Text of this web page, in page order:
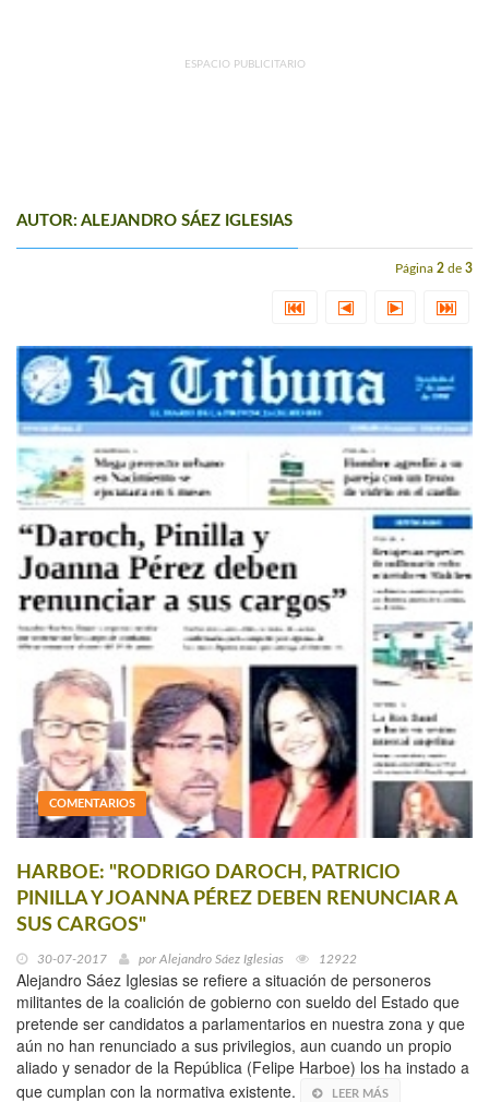
ESPACIO PUBLICITARIO
AUTOR: ALEJANDRO SÁEZ IGLESIAS
Página 2 de 3
COMENTARIOS
HARBOE: "RODRIGO DAROCH, PATRICIO
PINILLA Y JOANNA PÉREZ DEBEN RENUNCIAR A
SUS CARGOS"
30-07-2017 por Alejandro Sáez Iglesias 12922
Alejandro Sáez Iglesias se refiere a situación de personeros
militantes de la coalición de gobierno con sueldo del Estado que
pretende ser candidatos a parlamentarios en nuestra zona y que
aún no han renunciado a sus privilegios, aun cuando un propio
aliado y senador de la República (Felipe Harboe) los ha instado a
que cumplan con la normativa existente.
LEER MÁS